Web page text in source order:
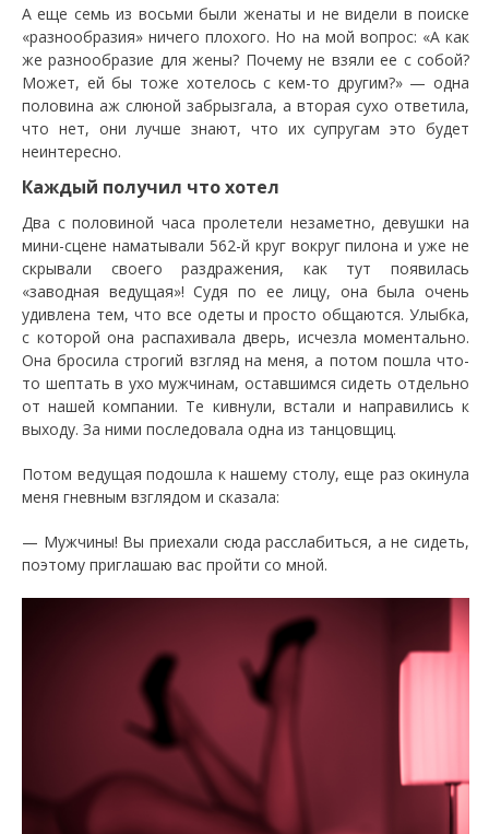
А еще семь из восьми были женаты и не видели в поиске
«разнообразия» ничего плохого. Но на мой вопрос: «А как
же разнообразие для жены? Почему не взяли ее с собой?
Может, ей бы тоже хотелось с кем-то другим?» — одна
половина аж слюной забрызгала, а вторая сухо ответила,
что нет, они лучше знают, что их супругам это будет
неинтересно.
Каждый получил что хотел
Два с половиной часа пролетели незаметно, девушки на
мини-сцене наматывали 562-й круг вокруг пилона и уже не
скрывали своего раздражения, как тут появилась
«заводная ведущая»! Судя по ее лицу, она была очень
удивлена тем, что все одеты и просто общаются. Улыбка,
с которой она распахивала дверь, исчезла моментально.
Она бросила строгий взгляд на меня, а потом пошла что-
то шептать в ухо мужчинам, оставшимся сидеть отдельно
от нашей компании. Те кивнули, встали и направились к
выходу. За ними последовала одна из танцовщиц.
Потом ведущая подошла к нашему столу, еще раз окинула
меня гневным взглядом и сказала:
— Мужчины! Вы приехали сюда расслабиться, а не сидеть,
поэтому приглашаю вас пройти со мной.